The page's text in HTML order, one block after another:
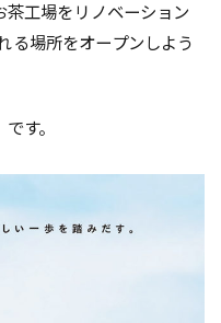
工場をリノベーション
る場所をオープンしよう
す。